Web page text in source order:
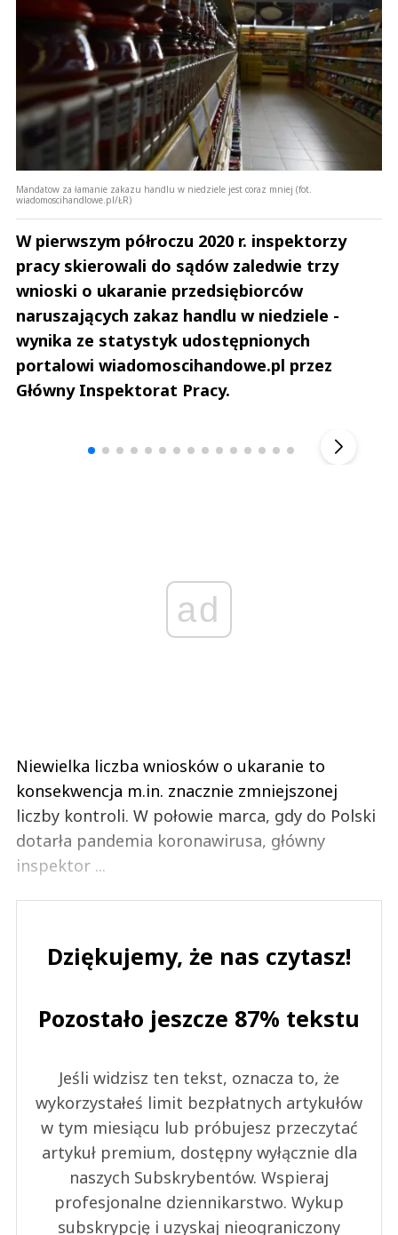
Mandatow za łamanie zakazu handlu w niedziele jest coraz mniej (fot.
wiadomoscihandlowe.pl/ŁR)
W pierwszym półroczu 2020 r. inspektorzy
pracy skierowali do sądów zaledwie trzy
wnioski o ukaranie przedsiębiorców
naruszających zakaz handlu w niedziele -
wynika ze statystyk udostępnionych
portalowi wiadomoscihandowe.pl przez
Główny Inspektorat Pracy.
ad
Niewielka liczba wniosków o ukaranie to
konsekwencja m.in. znacznie zmniejszonej
liczby kontroli. W połowie marca, gdy do Polski
dotarła pandemia koronawirusa, główny
inspektor ...
Dziękujemy, że nas czytasz!
Pozostało jeszcze 87% tekstu
Jeśli widzisz ten tekst, oznacza to, że
wykorzystałeś limit bezpłatnych artykułów
w tym miesiącu lub próbujesz przeczytać
artykuł premium, dostępny wyłącznie dla
naszych Subskrybentów. Wspieraj
profesjonalne dziennikarstwo. Wykup
subskrypcję i uzyskaj nieograniczony